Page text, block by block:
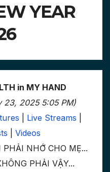
YEAR
in MY HAND
23, 2025 5:05 PM)
Live Streams
Videos
NHỚ CHO MẸ...
PHẢI VẬY...